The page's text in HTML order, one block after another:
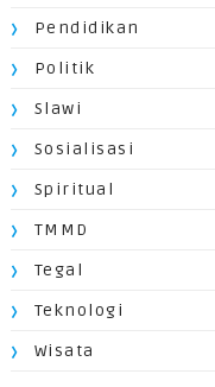
Pendidikan
Politik
Slawi
Sosialisasi
Spiritual
TMMD
Tegal
Teknologi
Wisata